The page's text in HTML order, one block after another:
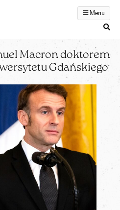
Menu
Macron doktorem
Gdańskiego